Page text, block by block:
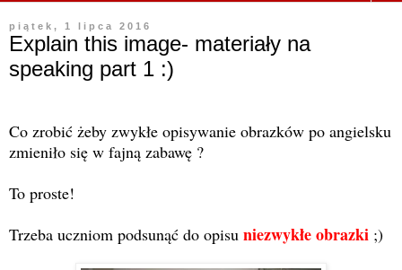
piątek, 1 lipca 2016
Explain this image- materiały na
speaking part 1 :)
Co zrobić żeby zwykłe opisywanie obrazków po angielsku
zmieniło się w fajną zabawę ?
To proste!
Trzeba uczniom podsunąć do opisu niezwykłe obrazki ;)